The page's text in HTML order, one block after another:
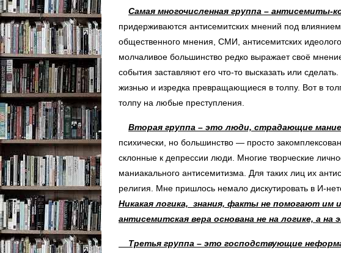
Самая многочисленная группа – антисемиты-
придерживаются антисемитских мнений под
общественного мнения, СМИ, антисемитских
молчаливое большинство редко выражает своё
события заставляют его что-то высказать или
жизнью и изредка превращающиеся в толпу. Вот в
толпу на любые преступления.
Вторая группа – это люди, страдающие
психически, но большинство — просто
склонные к депрессии люди. Многие творческие
маниакального антисемитизма. Для таких лиц их
религия. Мне пришлось немало дискутировать в И-
Никакая логика, знания, факты не помогают им
антисемитская вера основана не на логике, а на
Третья группа – это господствующие